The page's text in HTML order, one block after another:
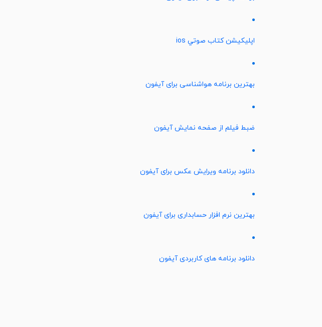
اپليكيشن كتاب صوتي ios
بهترین برنامه هواشناسی برای آیفون
ضبط فیلم از صفحه نمایش آیفون
دانلود برنامه ویرایش عکس برای آیفون
بهترین نرم افزار حسابداری برای آیفون
دانلود برنامه های کاربردی آیفون